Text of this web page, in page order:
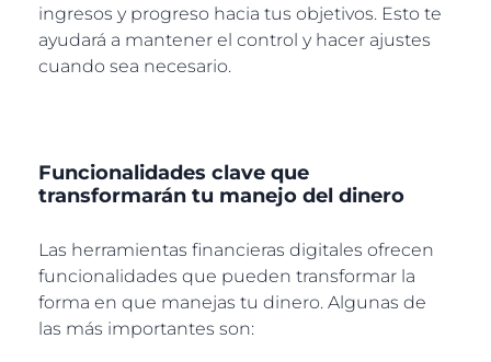
ingresos y progreso hacia tus objetivos. Esto te
ayudará a mantener el control y hacer ajustes
cuando sea necesario.
Funcionalidades clave que
transformarán tu manejo del dinero
Las herramientas financieras digitales ofrecen
funcionalidades que pueden transformar la
forma en que manejas tu dinero. Algunas de
las más importantes son: